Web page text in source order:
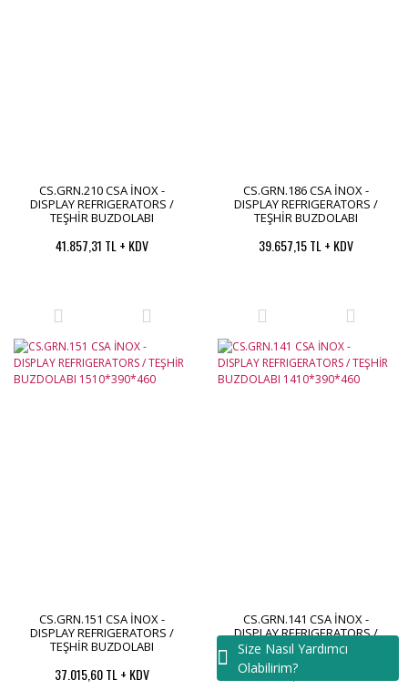
Size Nasıl Yardımcı
Olabilirim?
CS.GRN.210 CSA İNOX -
DISPLAY REFRIGERATORS /
TEŞHİR BUZDOLABI
41.857,31 TL + KDV
CS.GRN.186 CSA İNOX -
DISPLAY REFRIGERATORS /
TEŞHİR BUZDOLABI
39.657,15 TL + KDV
CS.GRN.151 CSA İNOX -
DISPLAY REFRIGERATORS /
TEŞHİR BUZDOLABI
37.015,60 TL + KDV
CS.GRN.141 CSA İNOX -
DISPLAY REFRIGERATORS /
TEŞHİR BUZDOLABI
1410*390*460
35.609,95 TL + KDV